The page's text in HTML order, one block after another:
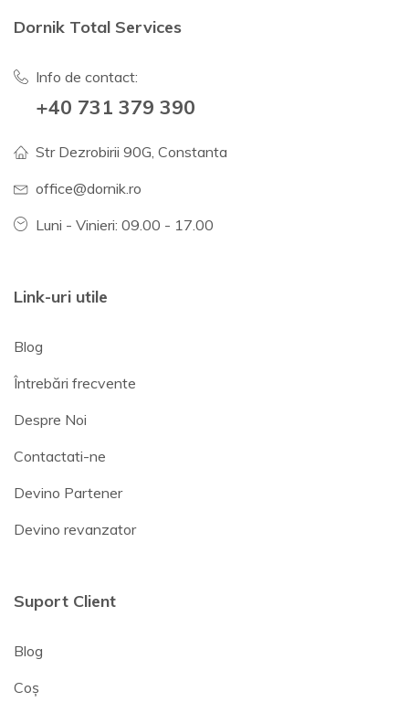
Dornik Total Services
Info de contact:
+40 731 379 390
Str Dezrobirii 90G, Constanta
office@dornik.ro
Luni - Vinieri: 09.00 - 17.00
Link-uri utile
Blog
Întrebări frecvente
Despre Noi
Contactati-ne
Devino Partener
Devino revanzator
Suport Client
Blog
Coș